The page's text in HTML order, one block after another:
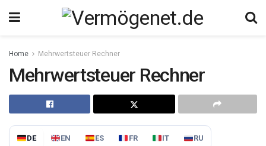
Home Mehrwertsteuer Rechner
Mehrwertsteuer Rechner
DE EN ES FR IT RU